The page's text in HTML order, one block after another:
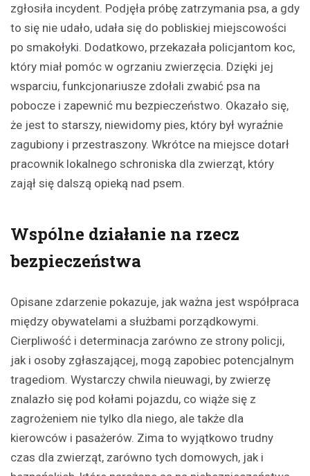
zgłosiła incydent. Podjęła próbę zatrzymania psa, a gdy
to się nie udało, udała się do pobliskiej miejscowości
po smakołyki. Dodatkowo, przekazała policjantom koc,
który miał pomóc w ogrzaniu zwierzęcia. Dzięki jej
wsparciu, funkcjonariusze zdołali zwabić psa na
pobocze i zapewnić mu bezpieczeństwo. Okazało się,
że jest to starszy, niewidomy pies, który był wyraźnie
zagubiony i przestraszony. Wkrótce na miejsce dotarł
pracownik lokalnego schroniska dla zwierząt, który
zajął się dalszą opieką nad psem.
Wspólne działanie na rzecz
bezpieczeństwa
Opisane zdarzenie pokazuje, jak ważna jest współpraca
między obywatelami a służbami porządkowymi.
Cierpliwość i determinacja zarówno ze strony policji,
jak i osoby zgłaszającej, mogą zapobiec potencjalnym
tragediom. Wystarczy chwila nieuwagi, by zwierzę
znalazło się pod kołami pojazdu, co wiąże się z
zagrożeniem nie tylko dla niego, ale także dla
kierowców i pasażerów. Zima to wyjątkowo trudny
czas dla zwierząt, zarówno tych domowych, jak i